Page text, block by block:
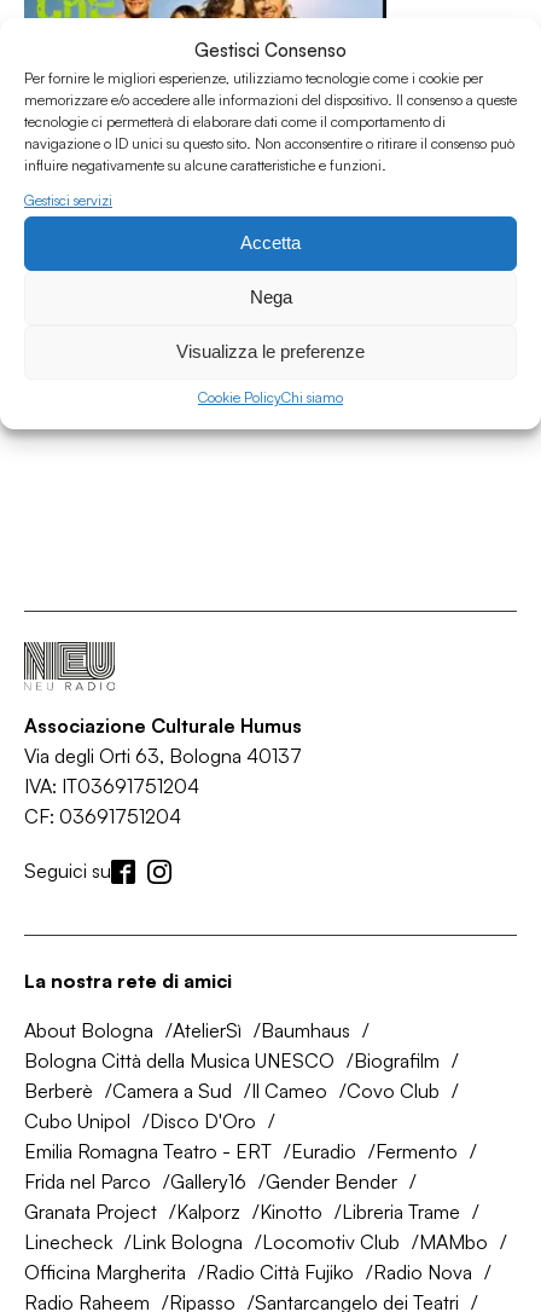
Gestisci Consenso
Per fornire le migliori esperienze, utilizziamo tecnologie come i cookie per
memorizzare e/o accedere alle informazioni del dispositivo. Il consenso a queste
tecnologie ci permetterà di elaborare dati come il comportamento di
navigazione o ID unici su questo sito. Non acconsentire o ritirare il consenso può
influire negativamente su alcune caratteristiche e funzioni.
Gestisci servizi
Accetta
Nega
Visualizza le preferenze
Cookie PolicyChi siamo
Alternative rock/Funk rock/
Associazione Culturale Humus
Via degli Orti 63, Bologna 40137
IVA: IT03691751204
CF: 03691751204
Seguici su
La nostra rete di amici
About Bologna AtelierSì
Baumhaus
Bologna Città della Musica UNESCO
Biografilm
Berberè
Camera a Sud Il Cameo
Covo Club
Cubo Unipol
Disco D'Oro
Emilia Romagna Teatro - ERT
Euradio
Fermento
Frida nel Parco
Gallery16
Gender Bender
Granata Project
Kalporz Kinotto
Libreria Trame
Linecheck
Link Bologna Locomotiv Club
MAMbo
Officina Margherita
Radio Città Fujiko
Radio Nova
Radio Raheem
Ripasso Santarcangelo dei Teatri